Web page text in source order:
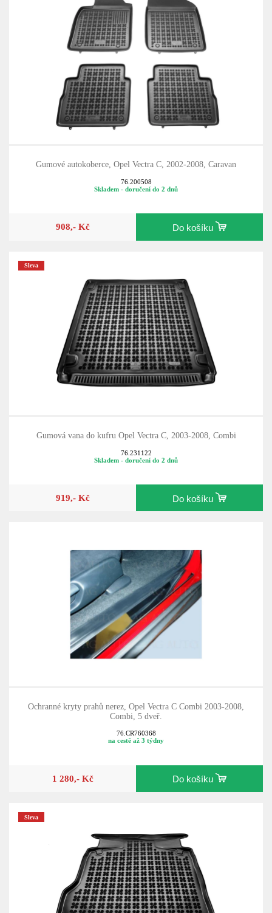
Gumové autokoberce, Opel Vectra C, 2002-2008, Caravan
76.200508
Skladem - doručení do 2 dnů
908,- Kč Do košíku
Sleva
Gumová vana do kufru Opel Vectra C, 2003-2008, Combi
76.231122
Skladem - doručení do 2 dnů
919,- Kč Do košíku
Ochranné kryty prahů nerez, Opel Vectra C Combi 2003-2008,
Combi, 5 dveř.
76.CR760368
na cestě až 3 týdny
1 280,- Kč Do košíku
Sleva